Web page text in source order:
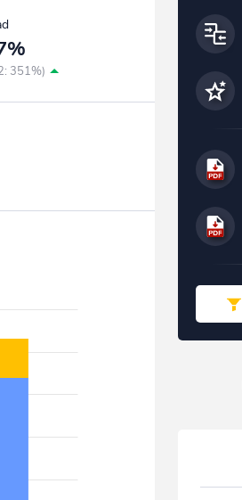
351%)